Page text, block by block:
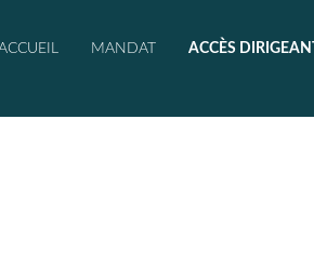
MANDAT ACCÈS DIRIGEANT